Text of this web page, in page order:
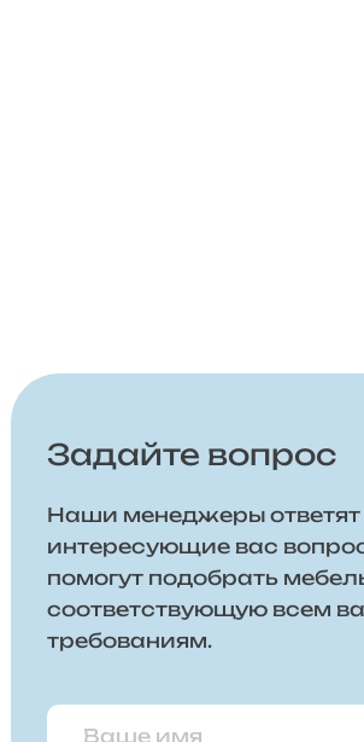
Задайте вопрос
Наши менеджеры ответят
интересующие вас
помогут подобрать
соответствующую всем
требованиям.